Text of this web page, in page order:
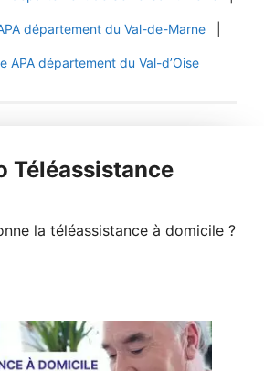
département du Val-de-Marne
APA département du Val-d’Oise
Téléassistance
la téléassistance à domicile ?